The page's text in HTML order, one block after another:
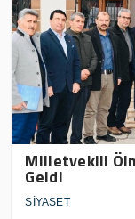
Milletvekili
Geldi
SİYASET